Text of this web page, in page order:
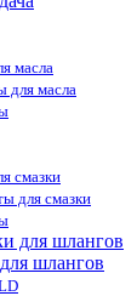
масла
для масла
смазки
для смазки
шлангов